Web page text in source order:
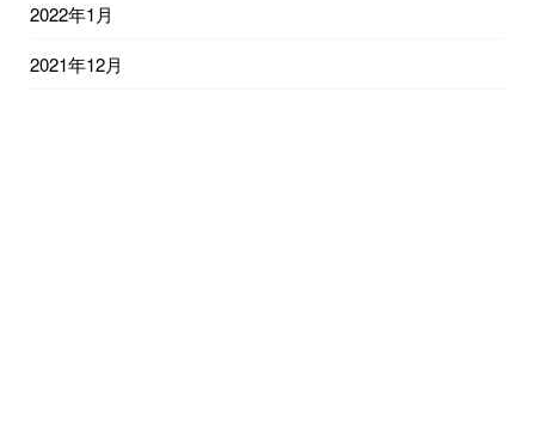
2022年1月
2021年12月